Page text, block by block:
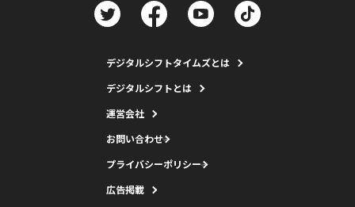
デジタルシフトタイムズとは
デジタルシフトとは
運営会社
お問い合わせ
プライバシーポリシー
広告掲載